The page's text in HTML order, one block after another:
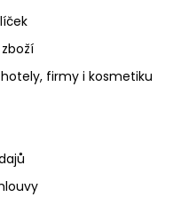
hotely, firmy i kosmetiku